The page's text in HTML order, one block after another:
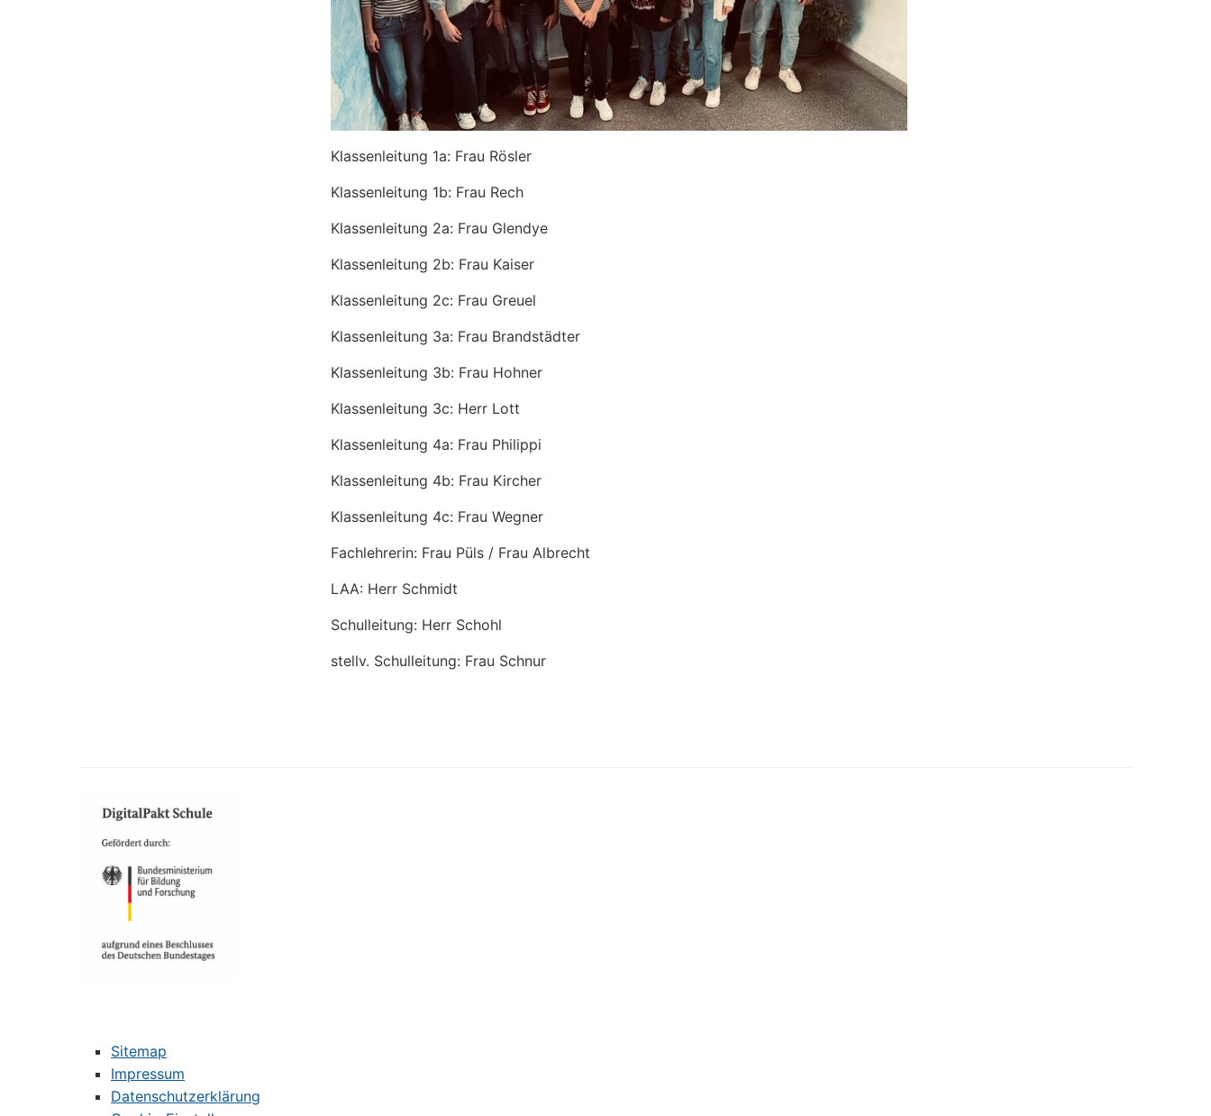
Klassenleitung 1a: Frau Rösler
Klassenleitung 1b: Frau Rech
Klassenleitung 2a: Frau Glendye
Klassenleitung 2b: Frau Kaiser
Klassenleitung 2c: Frau Greuel
Klassenleitung 3a: Frau Brandstädter
Klassenleitung 3b: Frau Hohner
Klassenleitung 3c: Herr Lott
Klassenleitung 4a: Frau Philippi
Klassenleitung 4b: Frau Kircher
Klassenleitung 4c: Frau Wegner
Fachlehrerin: Frau Püls / Frau Albrecht
LAA: Herr Schmidt
Schulleitung: Herr Schohl
stellv. Schulleitung: Frau Schnur
Sitemap
Impressum
Datenschutzerklärung